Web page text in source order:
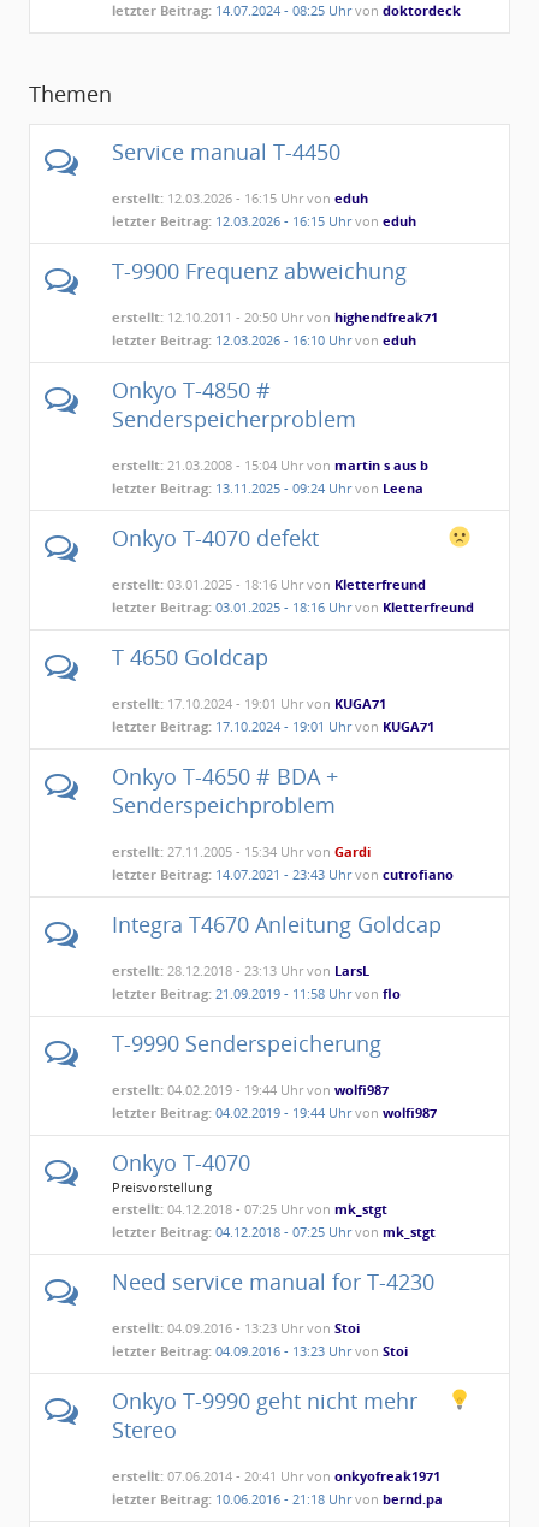
letzter Beitrag: 14.07.2024 - 08:25 Uhrvondoktordeck
Themen
Service manual T-4450
erstellt: 12.03.2026 - 16:15 Uhr voneduh
letzter Beitrag: 12.03.2026 - 16:15 Uhrvoneduh
T-9900 Frequenz abweichung
erstellt: 12.10.2011 - 20:50 Uhr vonhighendfreak71
letzter Beitrag: 12.03.2026 - 16:10 Uhrvoneduh
Onkyo T-4850 #
Senderspeicherproblem
erstellt: 21.03.2008 - 15:04 Uhr vonmartin s aus b
letzter Beitrag: 13.11.2025 - 09:24 Uhrvon Leena
Onkyo T-4070 defekt
erstellt: 03.01.2025 - 18:16 Uhr von Kletterfreund
letzter Beitrag: 03.01.2025 - 18:16 Uhrvon Kletterfreund
T 4650 Goldcap
erstellt: 17.10.2024 - 19:01 Uhr von KUGA71
letzter Beitrag: 17.10.2024 - 19:01 Uhrvon KUGA71
Onkyo T-4650 # BDA +
Senderspeichproblem
erstellt: 27.11.2005 - 15:34 Uhr vonGardi
letzter Beitrag: 14.07.2021 - 23:43 Uhrvoncutrofiano
Integra T4670 Anleitung Goldcap
erstellt: 28.12.2018 - 23:13 Uhr von LarsL
letzter Beitrag: 21.09.2019 - 11:58 Uhrvonflo
T-9990 Senderspeicherung
erstellt: 04.02.2019 - 19:44 Uhr vonwolfi987
letzter Beitrag: 04.02.2019 - 19:44 Uhrvonwolfi987
Onkyo T-4070
Preisvorstellung
erstellt: 04.12.2018 - 07:25 Uhr vonmk_stgt
letzter Beitrag: 04.12.2018 - 07:25 Uhrvonmk_stgt
Need service manual for T-4230
erstellt: 04.09.2016 - 13:23 Uhr vonStoi
letzter Beitrag: 04.09.2016 - 13:23 UhrvonStoi
Onkyo T-9990 geht nicht mehr
Stereo
erstellt: 07.06.2014 - 20:41 Uhr vononkyofreak1971
letzter Beitrag: 10.06.2016 - 21:18 Uhrvonbernd.pa